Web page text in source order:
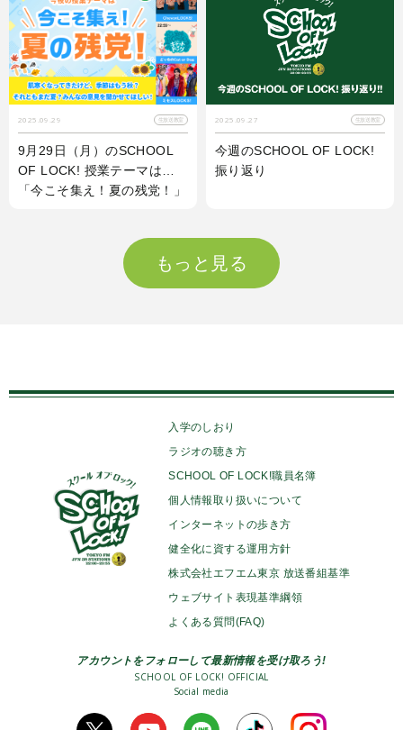
2025.09.29 生放送教室
9月29日（月）のSCHOOL
OF LOCK! 授業テーマは…
「今こそ集え！夏の残党！」
2025.09.27 生放送教室
今週のSCHOOL OF LOCK!
振り返り
もっと見る
入学のしおり
ラジオの聴き方
SCHOOL OF LOCK!職員名簿
個人情報取り扱いについて
インターネットの歩き方
健全化に資する運用方針
株式会社エフエム東京 放送番組基準
ウェブサイト表現基準綱領
よくある質問(FAQ)
アカウントをフォローして最新情報を受け取ろう!
SCHOOL OF LOCK! OFFICIAL
Social media